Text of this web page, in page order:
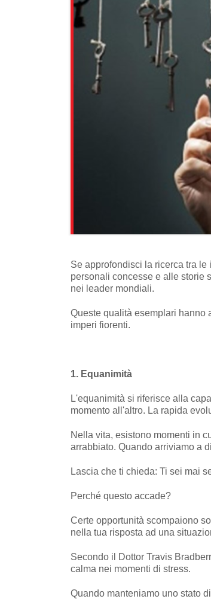
Se approfondisci la ricerca tra
personali concesse e alle storie
nei leader mondiali.
Queste qualità esemplari hanno
imperi fiorenti.
1. Equanimità
L'equanimità si riferisce alla
momento all'altro. La rapida
Nella vita, esistono momenti in
arrabbiato. Quando arriviamo a
Lascia che ti chieda: Ti sei mai
Perché questo accade?
Certe opportunità scompaiono
nella tua risposta ad una
Secondo il Dottor Travis
calma nei momenti di stress.
Quando manteniamo uno stato